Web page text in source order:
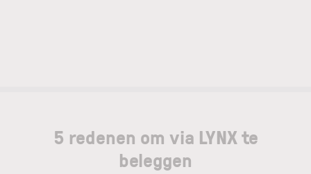
5 redenen om via LYNX te
beleggen